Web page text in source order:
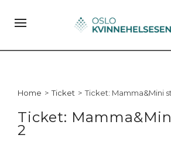
Home > Ticket > Ticket: Mamma&Mini
Ticket:
2